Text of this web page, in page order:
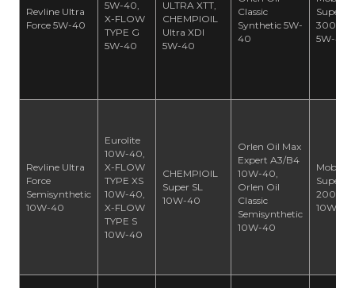
Revline Ultra
Force 5W-40
5W-40,
X-FLOW
TYPE G
5W-40
ULTRA XTT,
CHEMPIOIL
Ultra XDI
5W-40
Classic
Synthetic 5W-
40
Super
3000 X1
5W-40
Revline Ultra
Force
Semisynthetic
10W-40
Eurolite
10W-40,
X-FLOW
TYPE XS
10W-40,
X-FLOW
TYPE S
10W-40
CHEMPIOIL
Super SL
10W-40
Orlen Oil Max
Expert A3/B4
10W-40,
Orlen Oil
Classic
Semisynthetic
10W-40
Mobil
Super
2000 X1
10W-40